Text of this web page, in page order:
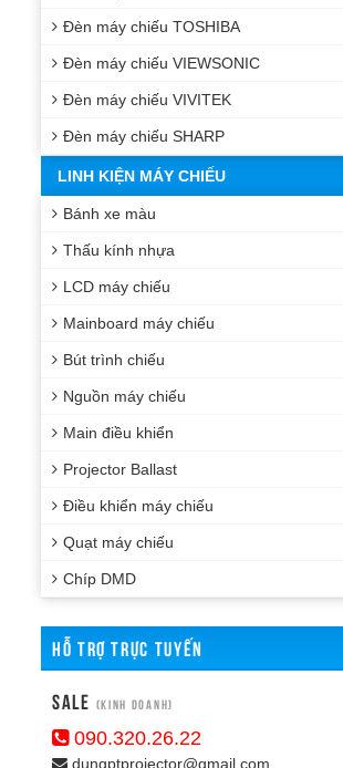
Đèn máy chiếu TOSHIBA
Đèn máy chiếu VIEWSONIC
Đèn máy chiếu VIVITEK
Đèn máy chiếu SHARP
LINH KIỆN MÁY CHIẾU
Bánh xe màu
Thấu kính nhựa
LCD máy chiếu
Mainboard máy chiếu
Bút trình chiếu
Nguồn máy chiếu
Main điều khiển
Projector Ballast
Điều khiển máy chiếu
Quạt máy chiếu
Chíp DMD
HỖ TRỢ TRỰC TUYẾN
Sale (Kinh doanh)
090.320.26.22
dungptprojector@gmail.com